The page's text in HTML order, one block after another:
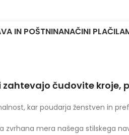
IN POŠTNINANAČINI PLAČILA
zahtevajo čudovite
kar poudarja ženstven in
zvrhana mera našega stilskega